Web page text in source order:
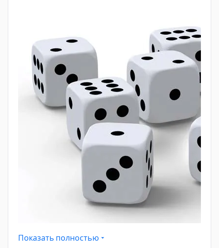
тарелок. Это значит, что 80% от этих 10%
выбраковываются и не поступают в продажу.
Остальные (и невыявленные дефектные, и все
хорошие) поступают в продажу.
Мы покупаем тарелку в магазине (то есть
выбираем случайно из тех, что поступили в
продажу).
Нужна вероятность, что она не имеет дефектов
Шаг 1: Введем обозначения и
найдем доли от общего объема
производства
Пусть на заводе произвели N тарелок (для
Показать полностью